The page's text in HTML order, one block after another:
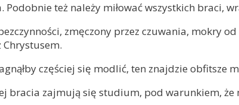
Podobnie też należy miłować wszystkich braci,
zmęczony przez czuwania, mokry
Chrystusem.
częściej się modlić, ten znajdzie obfitsze
zajmują się studium, pod warunkiem, że